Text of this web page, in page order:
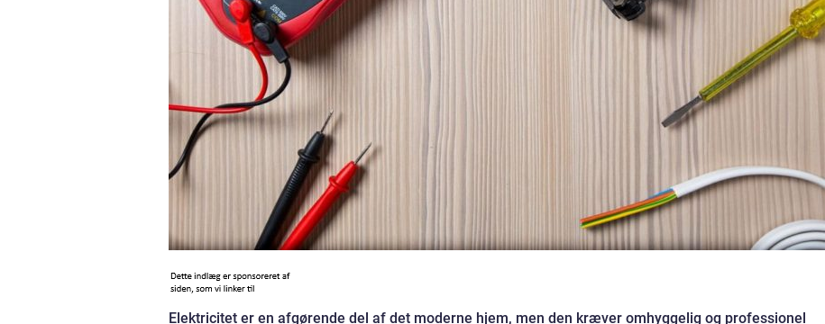
Elektricitet er en afgørende del af det moderne hjem, men den kræver omhyggelig og professionel